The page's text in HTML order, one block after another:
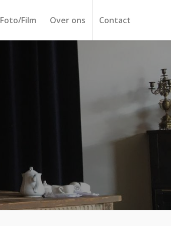
Foto/Film Over ons Contact